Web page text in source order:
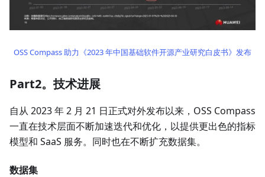
OSS Compass 助力《2023 年中国基础软件开源产业研究白皮书》发布
Part2。技术进展
自从 2023 年 2 月 21 日正式对外发布以来，OSS Compass
一直在技术层面不断加速迭代和优化，以提供更出色的指标
模型和 SaaS 服务。同时也在不断扩充数据集。
数据集